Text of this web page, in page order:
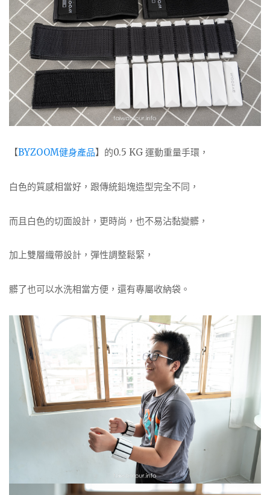
【BYZOOM健身產品】的0.5 KG 運動重量手環，
白色的質感相當好，跟傳統鉛塊造型完全不同，
而且白色的切面設計，更時尚，也不易沾黏變髒，
加上雙層織帶設計，彈性調整鬆緊，
髒了也可以水洗相當方便，還有專屬收納袋。